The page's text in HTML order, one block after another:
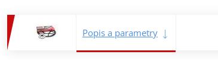
Popis a parametry